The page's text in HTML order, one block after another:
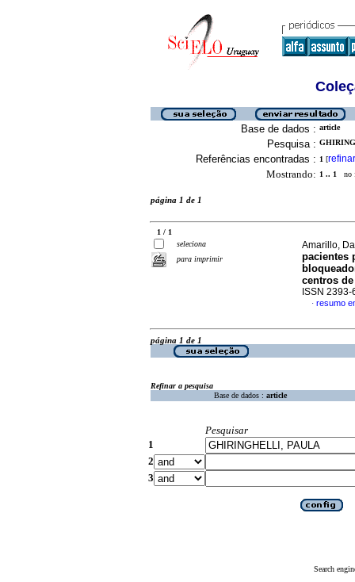
Base de dados : article
Pesquisa :
Referências encontradas : 1 [refinar
Mostrando: 1 .. 1 no
página 1 de 1
1 / 1
seleciona
para imprimir
Amarillo,
pacientes
centros
ISSN 2393-
· resumo
página 1 de 1
Refinar a pesquisa
Base de dados : article
Pesquisar
1
2
3
Search